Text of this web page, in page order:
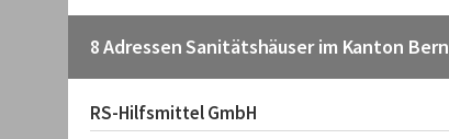
8 Adressen Sanitätshäuser im Kanton Bern
RS-Hilfsmittel GmbH